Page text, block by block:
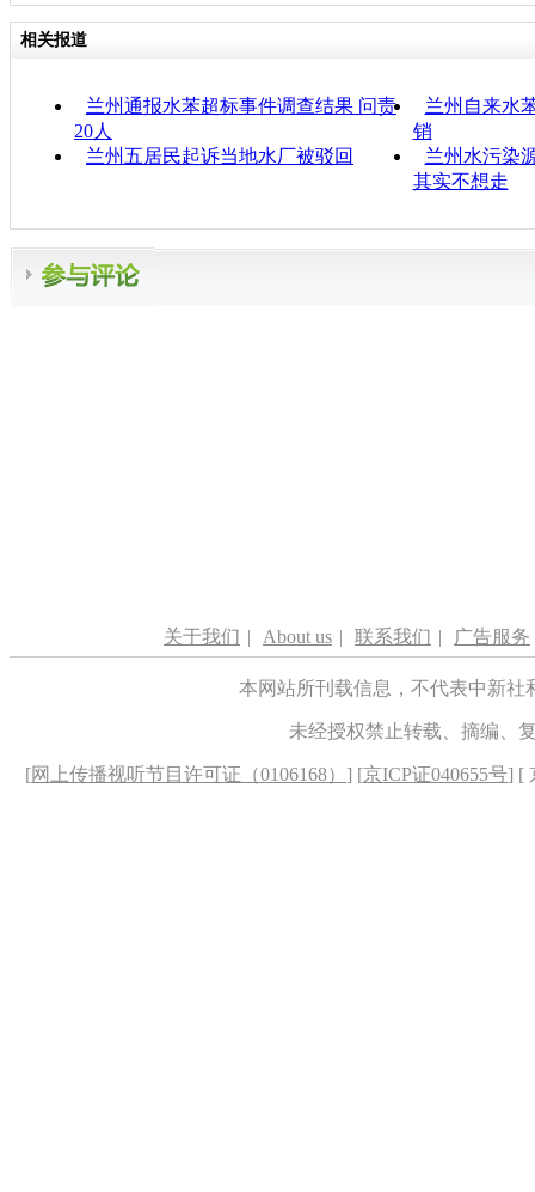
相关报道
兰州通报水苯超标事件调查结果 问责
20人
兰州自来水
销
兰州五居民起诉当地水厂被驳回
兰州水污染
其实不想走
关于我们 | About us | 联系我们 | 广告服务
本网站所刊载信息，不代表中新
未经授权禁止转载、摘编、
[网上传播视听节目许可证（0106168） ] [京ICP证040655号] [